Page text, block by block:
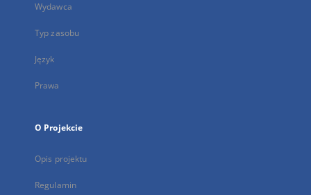
Wydawca
Typ zasobu
Język
Prawa
O Projekcie
Opis projektu
Regulamin